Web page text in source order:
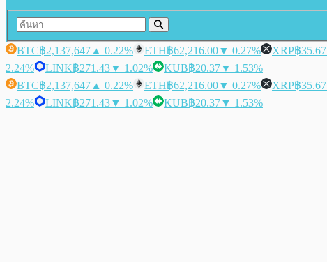
BTC฿2,137,647 ▲ 0.22% ETH฿62,216.00▼ 0.27% XRP฿35.67
2.24%
LINK฿271.43▼ 1.02% KUB฿20.37▼ 1.53%
BTC฿2,137,647 ▲ 0.22% ETH฿62,216.00▼ 0.27% XRP฿35.67
2.24%
LINK฿271.43▼ 1.02% KUB฿20.37▼ 1.53%